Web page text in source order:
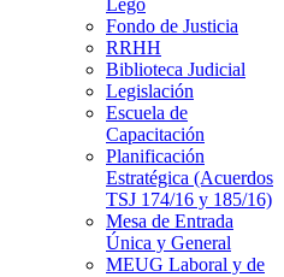
Lego
Fondo de Justicia
RRHH
Biblioteca Judicial
Legislación
Escuela de
Capacitación
Planificación
Estratégica (Acuerdos
TSJ 174/16 y 185/16)
Mesa de Entrada
Única y General
MEUG Laboral y de